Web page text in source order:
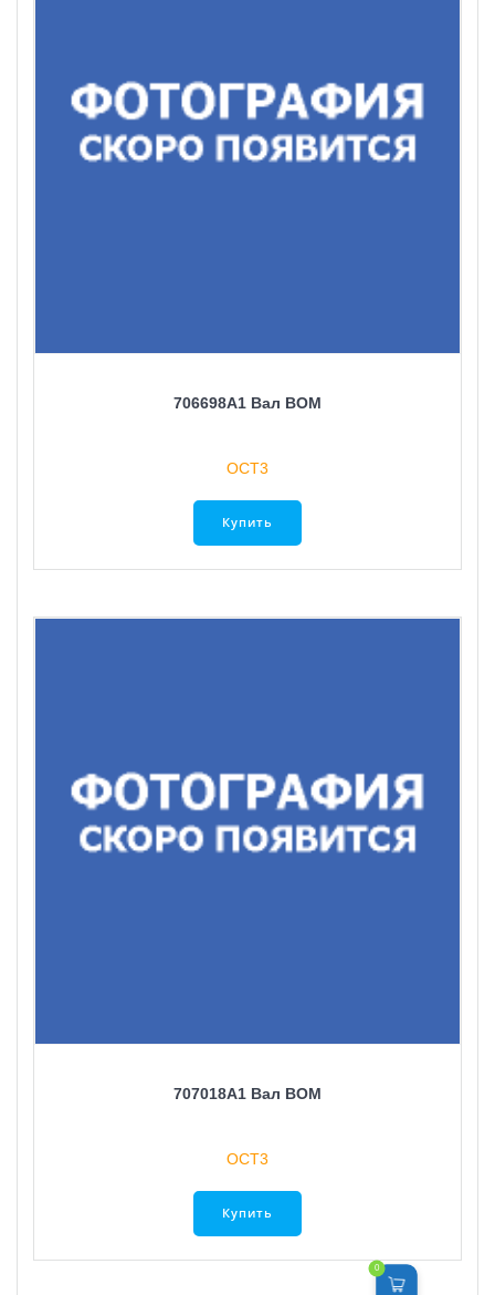
706698A1 Вал ВОМ
ОСТ3
Купить
707018A1 Вал ВОМ
ОСТ3
Купить
0